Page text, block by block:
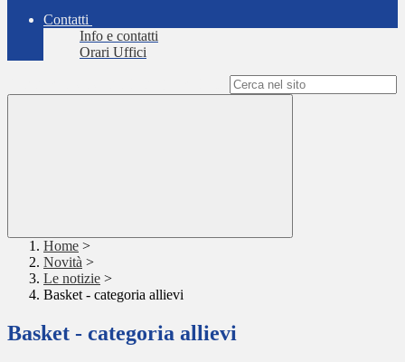
Contatti
Info e contatti
Orari Uffici
Home >
Novità >
Le notizie >
Basket - categoria allievi
Basket - categoria allievi